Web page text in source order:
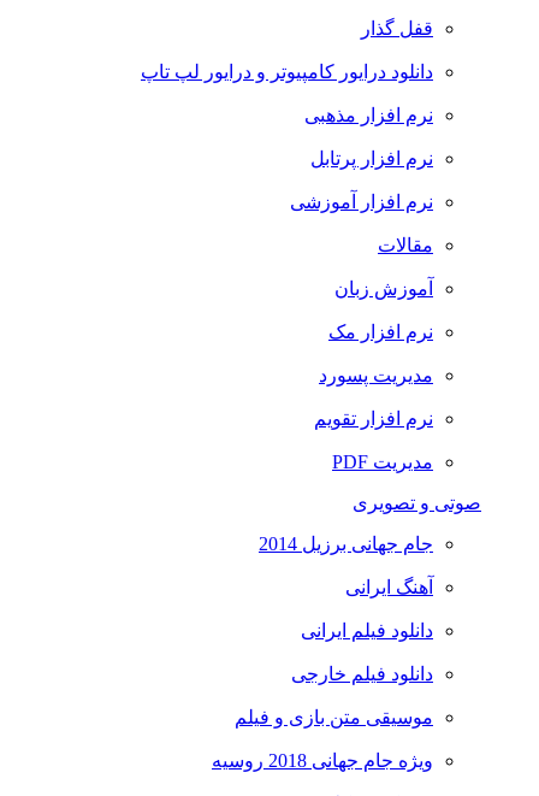
قفل گذار
دانلود درایور کامپیوتر و درایور لپ تاپ
نرم افزار مذهبی
نرم افزار پرتابل
نرم افزار آموزشی
مقالات
آموزش زبان
نرم افزار مک
مدیریت پسورد
نرم افزار تقویم
مدیریت PDF
صوتی و تصویری
جام جهانی برزیل 2014
آهنگ ایرانی
دانلود فیلم ایرانی
دانلود فیلم خارجی
موسیقی متن بازی و فیلم
ویژه جام جهانی 2018 روسیه